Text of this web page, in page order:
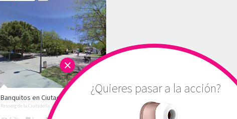
Banquitos en Ciutadella
Passeig de la Ciutadella 19, València
¿Quieres pasar a la acción?
×